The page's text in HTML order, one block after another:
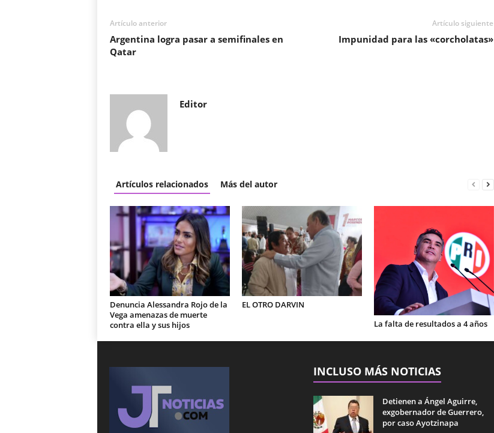
Artículo anterior
Argentina logra pasar a semifinales en
Qatar
Artículo siguiente
Impunidad para las «corcholatas»
Editor
Artículos relacionados Más del autor
Denuncia Alessandra Rojo de la
Vega amenazas de muerte
contra ella y sus hijos
EL OTRO DARVIN
La falta de resultados a 4 años
INCLUSO MÁS NOTICIAS
Detienen a Ángel Aguirre,
exgobernador de Guerrero,
por caso Ayotzinapa